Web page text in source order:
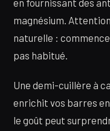
en fournissant des
magnésium.
naturelle :
pas habitué.
Une demi-cuillère à
enrichit vos barres
le goût peut